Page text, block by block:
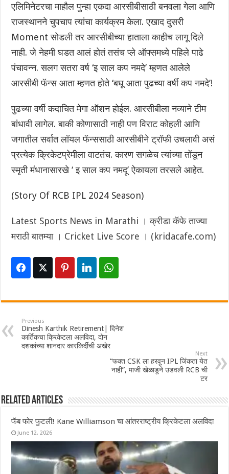
एलिमिनेटरचा माहौल पुन्हा एकदा आरसीबीसाठी बनवला गेला आणि
राजस्थानने चुपचाप त्यांचा कार्यक्रम केला. एखाद दुसरी
Moment सोडली तर आरसीबीच्या हाताला काहीच लागू दिले
नाही. जे नेहमी घडत आलं होतं तसंच प्ले ऑफ्समध्ये पहिले पाढे
पंचावन्न. सलग सतरा वर्ष ‘इ साल कप नमदे’ म्हणत आलेले
आरसीबी फॅन्स आता म्हणत होते ‘बघू आता पुढच्या वर्षी कप नमदे’!
पुढच्या वर्षी कदाचित मेगा ऑशन होईल. आरसीबीला नव्याने टीम
बांधावी लागेल. बाकी कोणासाठी नाही पण विराट कोहली आणि
जगातील सर्वात लॉयल फॅन्ससाठी आरसीबीने ट्रॉफी उचलावी असं
प्रत्येक क्रिकेटप्रेमीला वाटतंच. कारण सगळेच त्यांच्या तोंडून
स्मृती मंधानासारखे ‘ इ साल कप नमदू’ ऐकायला तरसले आहेत.
(Story Of RCB IPL 2024 Season)
Latest Sports News in Marathi । क्रीडा कॅफे ताज्या
मराठी बातम्या । Cricket Live Score । (kridacafe.com)
Previous
Dinesh Karthik Retirement| दिनेश
कार्तिकचा क्रिकेटला अलविदा, दोन
दशकांच्या शानदार कारकिर्दीची अखेर
Next
“फक्त CSK ला हरवून IPL जिंकता येत
नाही”, माजी खेळाडूने उडवली RCB ची
टर
Related Articles
फॅब फोर फुटली! Kane Williamson चा आंतरराष्ट्रीय क्रिकेटला अलविदा
June 12, 2026